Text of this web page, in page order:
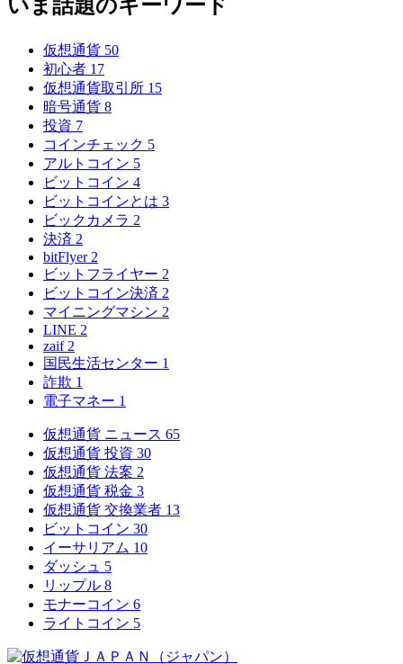
いま話題のキーワード
仮想通貨 50
初心者 17
仮想通貨取引所 15
暗号通貨 8
投資 7
コインチェック 5
アルトコイン 5
ビットコイン 4
ビットコインとは 3
ビックカメラ 2
決済 2
bitFlyer 2
ビットフライヤー 2
ビットコイン決済 2
マイニングマシン 2
LINE 2
zaif 2
国民生活センター 1
詐欺 1
電子マネー 1
仮想通貨 ニュース 65
仮想通貨 投資 30
仮想通貨 法案 2
仮想通貨 税金 3
仮想通貨 交換業者 13
ビットコイン 30
イーサリアム 10
ダッシュ 5
リップル 8
モナーコイン 6
ライトコイン 5